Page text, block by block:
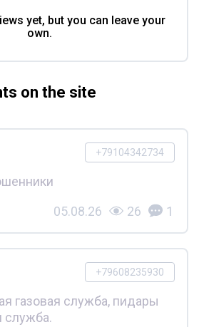
yet, but you can leave your
own.
on the site
+79104342734
05.08.26 26 1
+79608235930
газовая служба, пидары
служба.